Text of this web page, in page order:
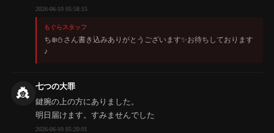
2026-06-10 05:58:15
もぐらスタッフ
ち❄️⛄️さん書き込みありがとうございます✨️お待ちしております
♪
👸
七つの大罪
鍵腕の上の方にありました。
明日届けます。すみませんでした
2026-06-10 05:20:01